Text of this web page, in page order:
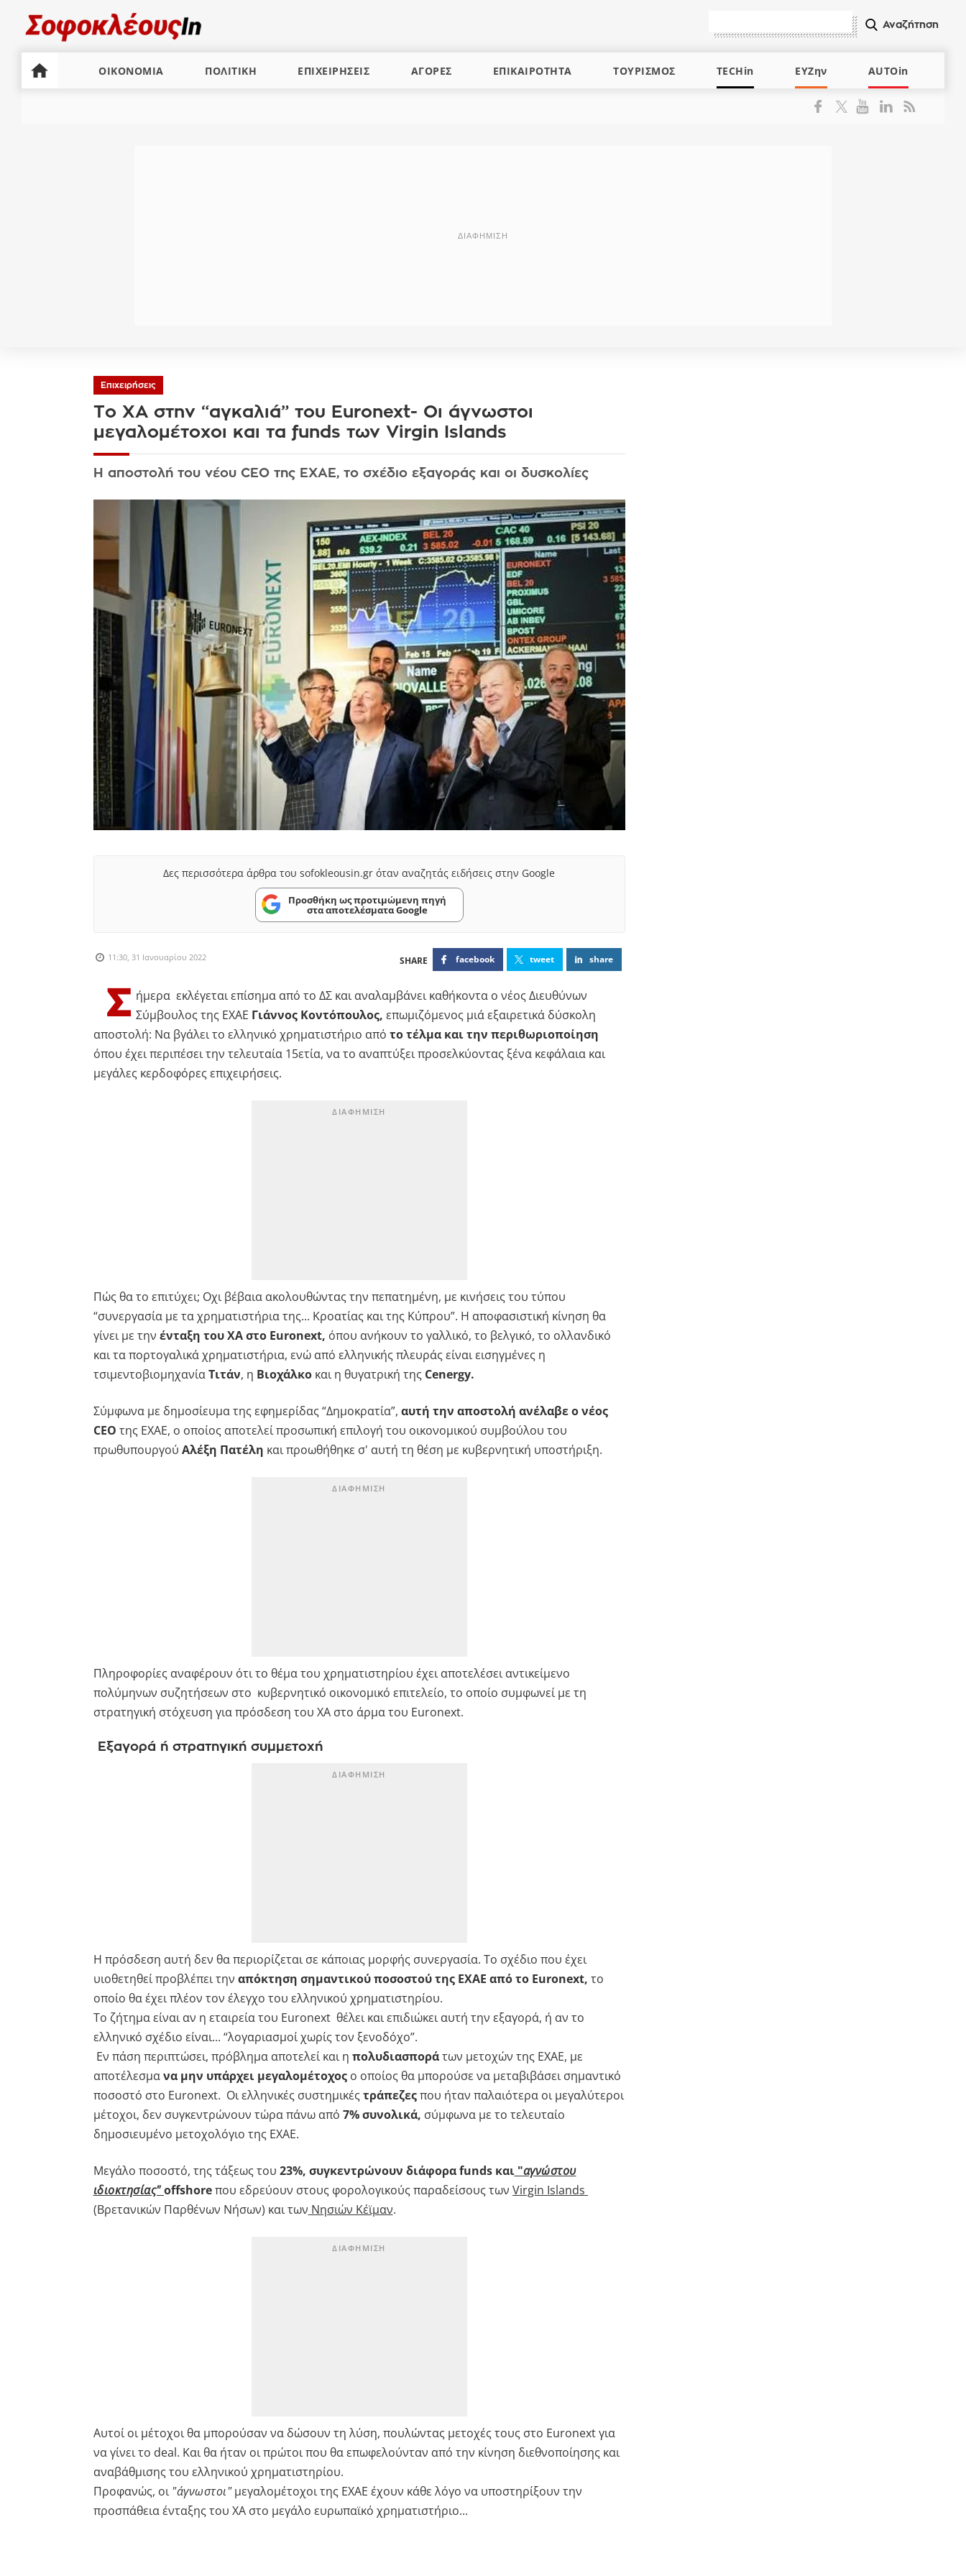
ΟΙΚΟΝΟΜΙΑ ΠΟΛΙΤΙΚΗ ΕΠΙΧΕΙΡΗΣΕΙΣ ΑΓΟΡΕΣ ΕΠΙΚΑΙΡΟΤΗΤΑ ΤΟΥΡΙΣΜΟΣ TECHin ΕΥΖην AUTOin
Επιχειρήσεις
Το ΧΑ στην “αγκαλιά” του Euronext- Οι άγνωστοι
μεγαλομέτοχοι και τα funds των Virgin Islands
Η αποστολή του νέου CEO της ΕΧΑΕ, το σχέδιο εξαγοράς και οι δυσκολίες
Δες περισσότερα άρθρα του sofokleousin.gr όταν αναζητάς ειδήσεις στην Google
Προσθήκη ως προτιμώμενη πηγή
στα αποτελέσματα Google
11:30, 31 Ιανουαρίου 2022 facebook tweet share
Σ ήμερα εκλέγεται επίσημα από το ΔΣ και αναλαμβάνει καθήκοντα ο νέος Διευθύνων
Σύμβουλος της ΕΧΑΕ Γιάννος Κοντόπουλος, επωμιζόμενος μιά εξαιρετικά δύσκολη
αποστολή: Να βγάλει το ελληνικό χρηματιστήριο από το τέλμα και την περιθωριοποίηση
όπου έχει περιπέσει την τελευταία 15ετία, να το αναπτύξει προσελκύοντας ξένα κεφάλαια και
μεγάλες κερδοφόρες επιχειρήσεις.
Πώς θα το επιτύχει; Οχι βέβαια ακολουθώντας την πεπατημένη, με κινήσεις του τύπου
“συνεργασία με τα χρηματιστήρια της... Κροατίας και της Κύπρου”. Η αποφασιστική κίνηση θα
γίνει με την ένταξη του ΧΑ στο Euronext, όπου ανήκουν το γαλλικό, το βελγικό, το ολλανδικό
και τα πορτογαλικά χρηματιστήρια, ενώ από ελληνικής πλευράς είναι εισηγμένες η
τσιμεντοβιομηχανίαΤιτάν, η Βιοχάλκο και η θυγατρική της Cenergy.
Σύμφωνα με δημοσίευμα της εφημερίδας “Δημοκρατία”, αυτή την αποστολή ανέλαβε ο νέος
CEO της ΕΧΑΕ, ο οποίος αποτελεί προσωπική επιλογή του οικονομικού συμβούλου του
πρωθυπουργού Αλέξη Πατέλη και προωθήθηκε σ' αυτή τη θέση με κυβερνητική υποστήριξη.
Πληροφορίες αναφέρουν ότι το θέμα του χρηματιστηρίου έχει αποτελέσει αντικείμενο
πολύμηνων συζητήσεων στο κυβερνητικό οικονομικό επιτελείο, το οποίο συμφωνεί με τη
στρατηγική στόχευση για πρόσδεση του ΧΑ στο άρμα του Euronext.
Εξαγορά ή στρατηγική συμμετοχή
Η πρόσδεση αυτή δεν θα περιορίζεται σε κάποιας μορφής συνεργασία. Το σχέδιο που έχει
υιοθετηθεί προβλέπει την απόκτηση σημαντικού ποσοστού της ΕΧΑΕ από το Euronext, το
οποίο θα έχει πλέον τον έλεγχο του ελληνικού χρηματιστηρίου.
Το ζήτημα είναι αν η εταιρεία του Euronext θέλει και επιδιώκει αυτή την εξαγορά, ή αν το
ελληνικό σχέδιο είναι... “λογαριασμοί χωρίς τον ξενοδόχο”.
Εν πάση περιπτώσει, πρόβλημα αποτελεί και η πολυδιασποράτων μετοχών της ΕΧΑΕ, με
αποτέλεσμανα μην υπάρχει μεγαλομέτοχοςο οποίος θα μπορούσε να μεταβιβάσει σημαντικό
ποσοστό στο Euronext. Οι ελληνικές συστημικές τράπεζεςπου ήταν παλαιότερα οι μεγαλύτεροι
μέτοχοι, δεν συγκεντρώνουν τώρα πάνω από 7% συνολικά, σύμφωνα με το τελευταίο
δημοσιευμένο μετοχολόγιο της ΕΧΑΕ.
Μεγάλο ποσοστό, της τάξεως του 23%, συγκεντρώνουν διάφορα funds και"αγνώστου
ιδιοκτησίας"offshoreπου εδρεύουν στους φορολογικούς παραδείσους των Virgin Islands
(Βρετανικών Παρθένων Νήσων) και των Νησιών Κέϊμαν.
Αυτοί οι μέτοχοι θα μπορούσαν να δώσουν τη λύση, πουλώντας μετοχές τους στο Euronext για
να γίνει το deal. Και θα ήταν οι πρώτοι που θα επωφελούνταν από την κίνηση διεθνοποίησης και
αναβάθμισης του ελληνικού χρηματιστηρίου.
Προφανώς, οι"άγνωστοι"μεγαλομέτοχοι της ΕΧΑΕ έχουν κάθε λόγο να υποστηρίξουν την
προσπάθεια ένταξης του ΧΑ στο μεγάλο ευρωπαϊκό χρηματιστήριο...